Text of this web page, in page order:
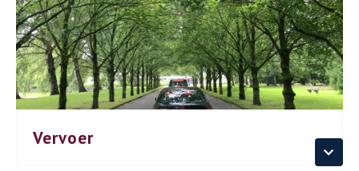
Vervoer